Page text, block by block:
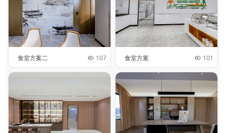
食堂方案二 107 食堂方案 101